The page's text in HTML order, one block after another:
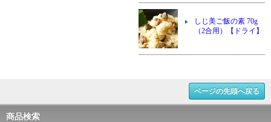
しじ美ご飯の素 70g
（2合用）【ドライ】
ページの先頭へ戻る
商品検索